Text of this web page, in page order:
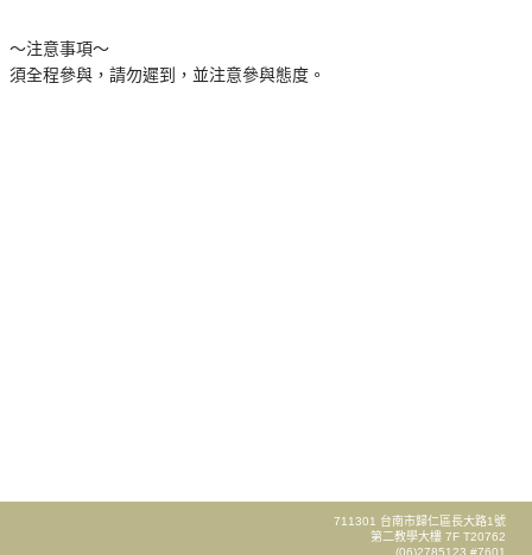
～注意事項～
須全程參與，請勿遲到，並注意參與態度。
711301 台南市歸仁區長大路1號
第二教學大樓 7F T20762